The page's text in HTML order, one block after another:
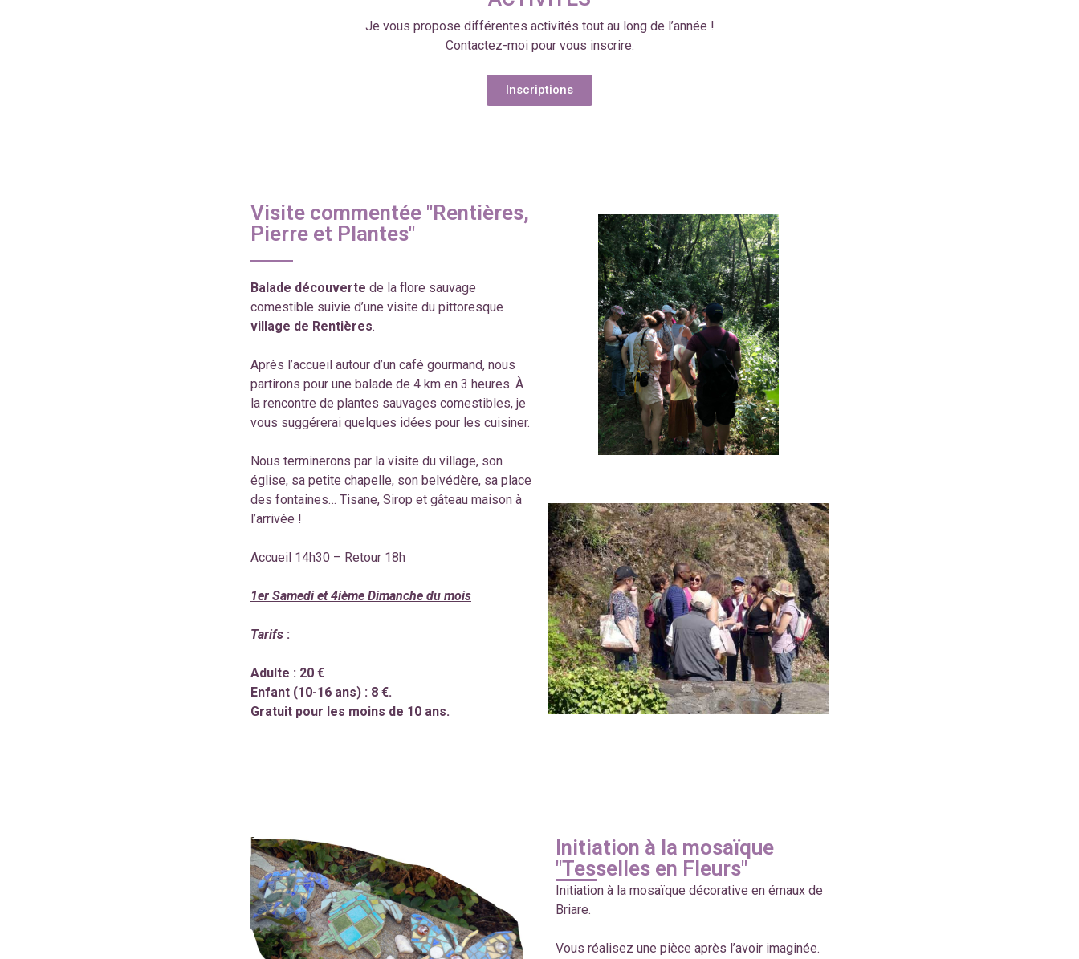
Je vous propose différentes activités tout au long de l’année !
Contactez-moi pour vous inscrire.
Inscriptions
Visite commentée "Rentières,
Pierre et Plantes"
Balade découverte de la flore sauvage
comestible suivie d’une visite du pittoresque
village de Rentières.
Après l’accueil autour d’un café gourmand, nous
partirons pour une balade de 4 km en 3 heures. À
la rencontre de plantes sauvages comestibles, je
vous suggérerai quelques idées pour les cuisiner.
Nous terminerons par la visite du village, son
église, sa petite chapelle, son belvédère, sa place
des fontaines… Tisane, Sirop et gâteau maison à
l’arrivée !
Accueil 14h30 – Retour 18h
1er Samedi et 4ième Dimanche du mois
Tarifs :
Adulte : 20 €
Enfant (10-16 ans) : 8 €.
Gratuit pour les moins de 10 ans.
Initiation à la mosaïque
"Tesselles en Fleurs"
Initiation à la mosaïque décorative en émaux de
Briare.
Vous réalisez une pièce après l’avoir imaginée.